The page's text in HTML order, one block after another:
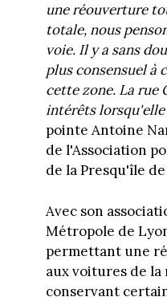
une réouverture
totale, nous
voie. Il y a sans
plus consensuel à
cette zone. La rue
intérêts lorsqu'elle
pointe Antoine
de l'Association
de la Presqu'île
Avec son
Métropole de
permettant une
aux voitures de
conservant